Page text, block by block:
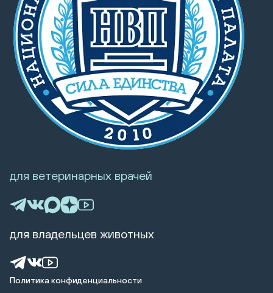
Политика конфиденциальности
для ветеринарных врачей
для владельцев животных